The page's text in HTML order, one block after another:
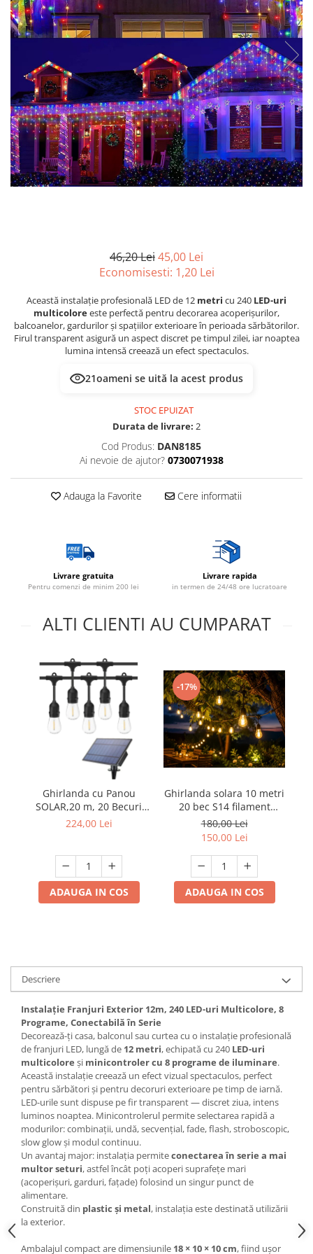
Lampi emergente
Lustre
Spoturi led pe sina
Prelungitoare/Derulatoare
Prize
Triplu Stecher
Întrerupătoare/Comutatoare
Ştechere/Stecher adaptor
Ţeavă PVC
46,20 Lei45,00 Lei
Economisesti: 1,20 Lei
Această instalație profesională LED de 12 metri cu 240 LED-uri
multicoloreeste perfectă pentru decorarea acoperișurilor,
balcoanelor, gardurilor și spațiilor exterioare în perioada sărbătorilor.
Firul transparent asigură un aspect discret pe timpul zilei, iar noaptea
lumina intensă creează un efect spectaculos.
21oameni se uită la acest produs
STOC EPUIZAT
Durata de livrare: 2
Cod Produs: DAN8185
Ai nevoie de ajutor? 0730071938
Adauga la Favorite Cere informatii
Livrare gratuita
Pentru comenzi de minim 200 lei
Livrare rapida
in termen de 24/48 ore lucratoare
ALTI CLIENTI AU CUMPARAT
Ghirlanda cu Panou
SOLAR,20 m, 20 Becuri
incluse filament LED S14,
Lumini
224,00 Lei
ADAUGA IN COS
-17%
Ghirlanda solara 10 metri
20 bec S14 filament
lumina calda
180,00 Lei
150,00 Lei
ADAUGA IN COS
Descriere
Instalație Franjuri Exterior 12m, 240 LED-uri Multicolore, 8
Programe, Conectabilă în Serie
Decorează-ți casa, balconul sau curtea cu o instalație profesională
de franjuri LED, lungă de 12 metri, echipată cu 240 LED-uri
multicolore și minicontroler cu 8 programe de iluminare.
Această instalație creează un efect vizual spectaculos, perfect
pentru sărbători și pentru decoruri exterioare pe timp de iarnă.
LED-urile sunt dispuse pe fir transparent — discret ziua, intens
luminos noaptea. Minicontrolerul permite selectarea rapidă a
modurilor: combinații, undă, secvențial, fade, flash, stroboscopic,
slow glow și modul continuu.
Un avantaj major: instalația permiteconectarea în serie a mai
multor seturi, astfel încât poți acoperi suprafețe mari
(acoperișuri, garduri, fațade) folosind un singur punct de
alimentare.
Construită din plastic și metal, instalația este destinată utilizării
la exterior.
Ambalajul compact are dimensiunile 18 × 10 × 10 cm, fiind ușor